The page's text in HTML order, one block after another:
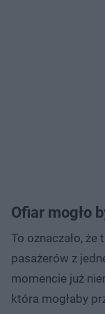
Ofiar mogło
To oznaczało,
pasażerów z
momencie już
która mogłaby